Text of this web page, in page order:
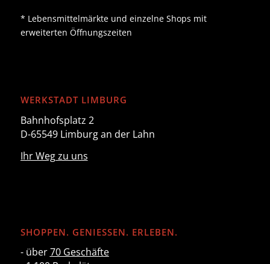
* Lebensmittelmärkte und einzelne Shops mit
erweiterten Öffnungszeiten
WERKSTADT LIMBURG
Bahnhofsplatz 2
D-65549 Limburg an der Lahn
Ihr Weg zu uns
SHOPPEN. GENIESSEN. ERLEBEN.
- über70 Geschäfte